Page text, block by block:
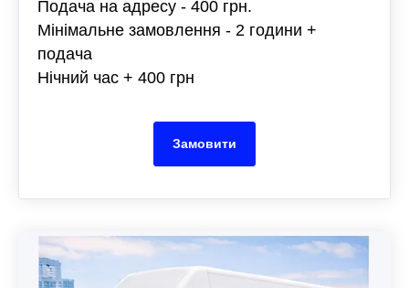
Подача на адресу - 400 грн.
Мінімальне замовлення - 2 години +
подача
Нічний час + 400 грн
Замовити